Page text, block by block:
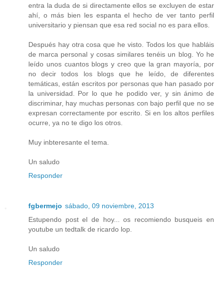
entra la duda de si directamente ellos se excluyen de estar
ahí, o más bien les espanta el hecho de ver tanto perfil
universitario y piensan que esa red social no es para ellos.
Después hay otra cosa que he visto. Todos los que habláis
de marca personal y cosas similares tenéis un blog. Yo he
leído unos cuantos blogs y creo que la gran mayoría, por
no decir todos los blogs que he leído, de diferentes
temáticas, están escritos por personas que han pasado por
la universidad. Por lo que he podido ver, y sin ánimo de
discriminar, hay muchas personas con bajo perfil que no se
expresan correctamente por escrito. Si en los altos perfiles
ocurre, ya no te digo los otros.
Muy inbteresante el tema.
Un saludo
Responder
fgbermejo sábado, 09 noviembre, 2013
Estupendo post el de hoy... os recomiendo busqueis en
youtube un tedtalk de ricardo lop.
Un saludo
Responder